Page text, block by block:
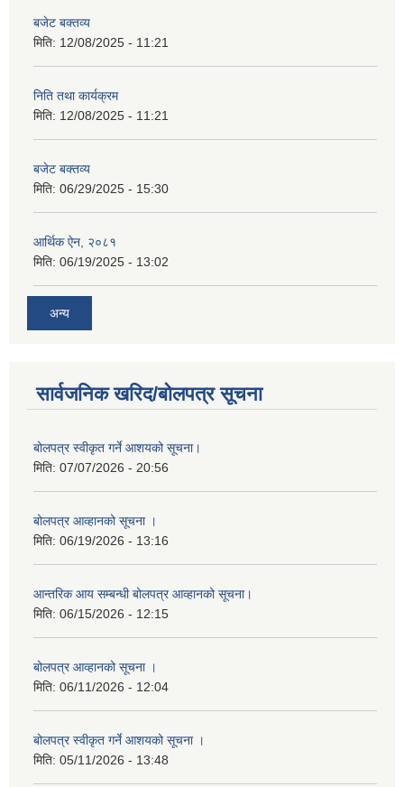
बजेट बक्तव्य
मिति: 12/08/2025 - 11:21
निति तथा कार्यक्रम
मिति: 12/08/2025 - 11:21
बजेट बक्तव्य
मिति: 06/29/2025 - 15:30
आर्थिक ऐन, २०८१
मिति: 06/19/2025 - 13:02
अन्य
सार्वजनिक खरिद/बोलपत्र सूचना
बोलपत्र स्वीकृत गर्ने आशयको सूचना।
मिति: 07/07/2026 - 20:56
बोलपत्र आव्हानको सूचना ।
मिति: 06/19/2026 - 13:16
आन्तरिक आय सम्बन्धी बोलपत्र आव्हानको सूचना।
मिति: 06/15/2026 - 12:15
बोलपत्र आव्हानको सूचना ।
मिति: 06/11/2026 - 12:04
बोलपत्र स्वीकृत गर्ने आशयको सूचना ।
मिति: 05/11/2026 - 13:48